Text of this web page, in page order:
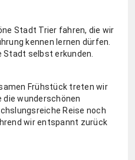
Stadt Trier fahren, die wir
kennen lernen dürfen.
Stadt selbst erkunden.
Frühstück treten wir
die wunderschönen
Reise noch
wir entspannt zurück